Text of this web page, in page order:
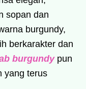
sopan dan
burgundy,
berkarakter dan
burgundypun
yang terus